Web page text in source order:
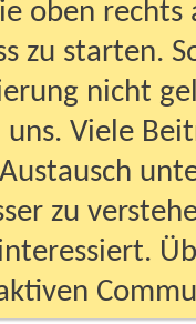
oben
zu starten.
nicht
uns. Viele
zu